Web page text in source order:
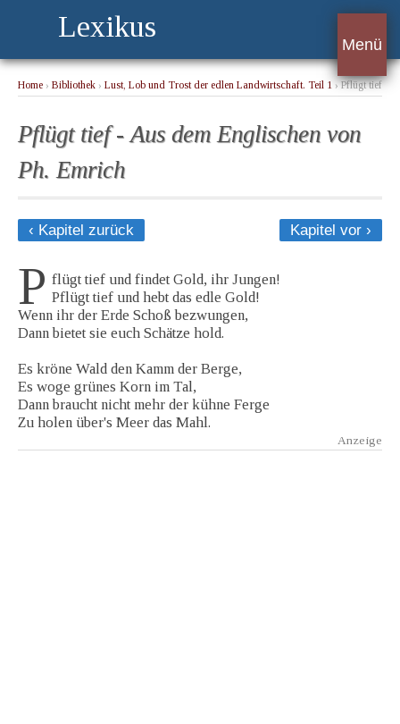
Lexikus
Menü
Home › Bibliothek › Lust, Lob und Trost der edlen Landwirtschaft. Teil 1 › Pflügt tief
Pflügt tief - Aus dem Englischen von
Ph. Emrich
‹ Kapitel zurück Kapitel vor ›
P flügt tief und findet Gold, ihr Jungen!
Pflügt tief und hebt das edle Gold!
Wenn ihr der Erde Schoß bezwungen,
Dann bietet sie euch Schätze hold.
Es kröne Wald den Kamm der Berge,
Es woge grünes Korn im Tal,
Dann braucht nicht mehr der kühne Ferge
Zu holen über's Meer das Mahl.